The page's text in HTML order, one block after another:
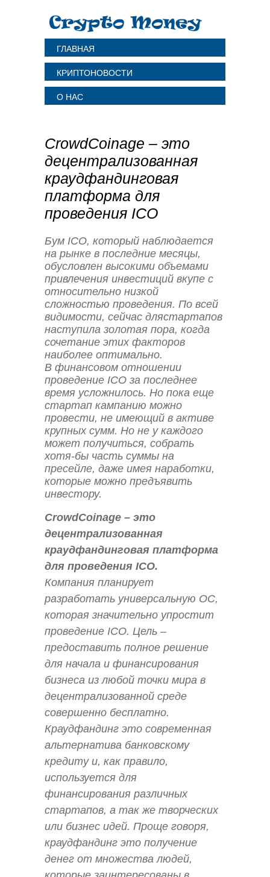
ГЛАВНАЯ
КРИПТОНОВОСТИ
О НАС
CrowdCoinage – это
децентрализованная
краудфандинговая
платформа для
проведения ICO
Бум ICO, который наблюдается
на рынке в последние месяцы,
обусловлен высокими объемами
привлечения инвестиций вкупе с
относительно низкой
сложностью проведения. По всей
видимости, сейчас длястартапов
наступила золотая пора, когда
сочетание этих факторов
наиболее оптимально.
В финансовом отношении
проведение ICO за последнее
время усложнилось. Но пока еще
стартап кампанию можно
провести, не имеющий в активе
крупных сумм. Но не у каждого
может получиться, собрать
хотя-бы часть суммы на
пресейле, даже имея наработки,
которые можно предъявить
инвестору.
CrowdCoinage – это
децентрализованная
краудфандинговая платформа
для проведения ICO.
Компания планирует
разработать универсальную ОС,
которая значительно упростит
проведение ICO. Цель –
предоставить полное решение
для начала и финансирования
бизнеса из любой точки мира в
децентрализованной среде
совершенно бесплатно.
Краудфандинг это современная
альтернатива банковскому
кредиту и, как правило,
используется для
финансирования различных
стартапов, а так же творческих
или бизнес идей. Проще говоря,
краудфандинг это получение
денег от множества людей,